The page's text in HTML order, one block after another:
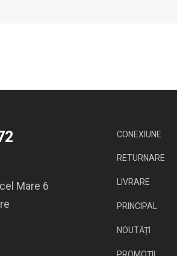
Mare 6
CONEXIUNE
RETURNARE
LIVRARE
PRINCIPAL
NOUTĂȚI
PROMOȚII